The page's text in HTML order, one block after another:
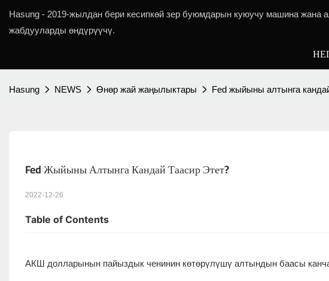
Hasung - 2019-жылдан бери кесипкөй зер буюмдарын куюучу машина жана
жабдууларды өндүрүүчү.
Hasung NEWS Өнөр жай жаңылыктары Fed жыйыны алтынга
Fed Жыйыны Алтынга Кандай Таасир Этет?
2022-12-26
Table of Contents
АКШ долларынын пайыздык ченинин көтөрүлүшү алтындын баасы